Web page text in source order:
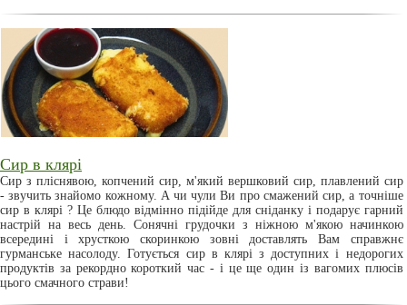
Сир в клярі
Сир з пліснявою, копчений сир, м'який вершковий сир, плавлений сир
- звучить знайомо кожному. А чи чули Ви про смажений сир, а точніше
сир в клярі ? Це блюдо відмінно підійде для сніданку і подарує гарний
настрій на весь день. Сонячні грудочки з ніжною м'якою начинкою
всередині і хрусткою скоринкою зовні доставлять Вам справжнє
гурманське насолоду. Готується сир в клярі з доступних і недорогих
продуктів за рекордно короткий час - і це ще один із вагомих плюсів
цього смачного страви!